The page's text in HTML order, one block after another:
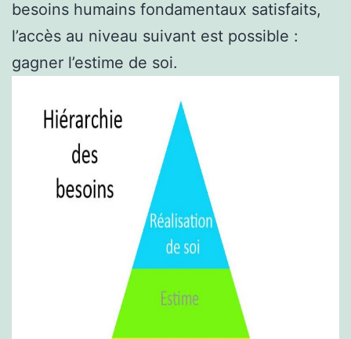
besoins humains fondamentaux satisfaits,
l’accès au niveau suivant est possible :
gagner l’estime de soi.